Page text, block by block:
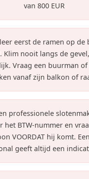
van 800 EUR
eerst de ramen op de
Klim nooit langs de
Vraag een buurman
vanaf zijn balkon of
professionele
het BTW-nummer en
VOORDAT hij komt.
geeft altijd een